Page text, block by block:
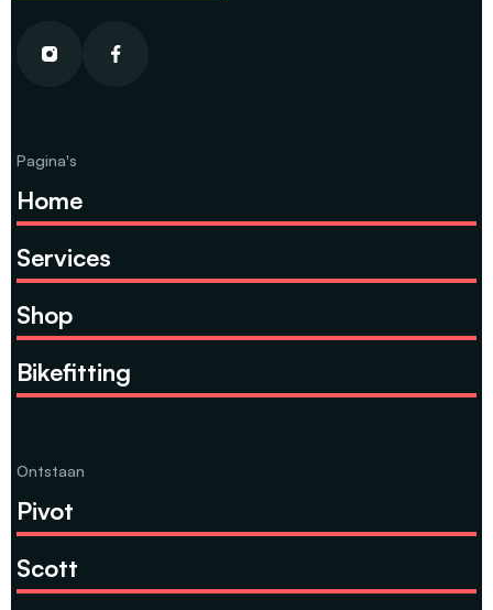
Pagina's
Home
Services
Shop
Bikefitting
Ontstaan
Pivot
Scott